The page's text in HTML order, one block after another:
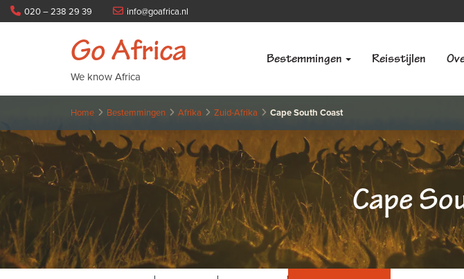
020 – 238 29 39 info@goafrica.nl
Go Africa
We know Africa
Bestemmingen Reisstijlen
Home Bestemmingen Afrika Zuid-Afrika Cape South Coast
Cape